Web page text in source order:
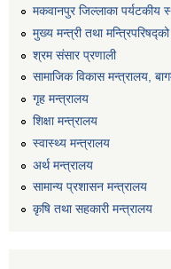
मकवानपुर जिल्लाका पर्यटकीय
मुख्य मन्त्री तथा
श्रम संसार प्रणाली
सामाजिक विकास मन्त्रालय,
गृह मन्त्रालय
शिक्षा मन्त्रालय
स्वास्थ्य मन्त्रालय
अर्थ मन्त्रालय
सामान्य प्रशासन मन्त्रालय
कृषि तथा सहकारी मन्त्रालय